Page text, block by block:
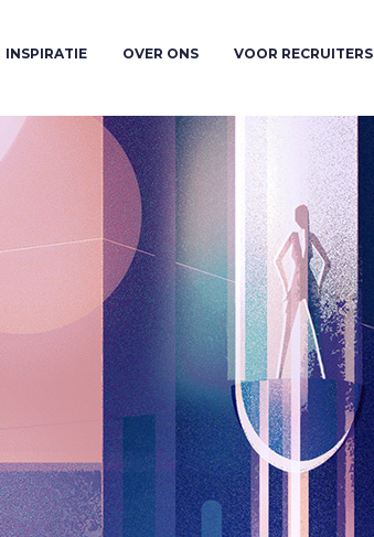
INSPIRATIE OVER ONS VOOR RECRUITERS